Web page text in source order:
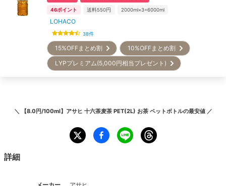
46ポイント 送料550円 2000ml×3=6000ml
LOHACO
38件
15%OFFまとめ割
10%OFFまとめ割
LYPプレミアム(5,000円相当プレゼント)
＼ 【8.0円/100ml】アサヒ 十六茶麦茶 PET(2L) お茶 ペットボトルの最安値 ／
詳細